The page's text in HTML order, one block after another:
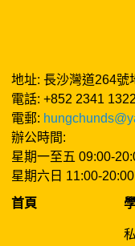
地址: 長沙灣道264號
電話: +852 2341 1322
電郵:
辦公時間:
星期一至五 09:00-
星期六日 11:00-20:00
首頁